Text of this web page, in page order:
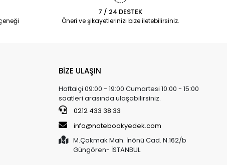
7 / 24 DESTEK
Öneri ve şikayetlerinizi bize iletebilirsiniz.
BİZE ULAŞIN
Haftaiçi 09:00 - 19:00 Cumartesi 10:00 - 15:00
saatleri arasında ulaşabilirsiniz.
0212 433 38 33
info@notebookyedek.com
M.Çakmak Mah. İnönü Cad. N.162/b
Güngören- İSTANBUL